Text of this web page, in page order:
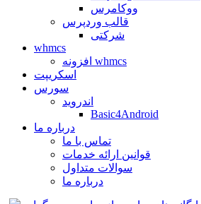
ووکامرس
قالب وردپرس
شرکتی
whmcs
افزونه whmcs
اسکریپت
سورس
اندروید
Basic4Android
درباره ما
تماس با ما
قوانین ارائه خدمات
سوالات متداول
درباره ما